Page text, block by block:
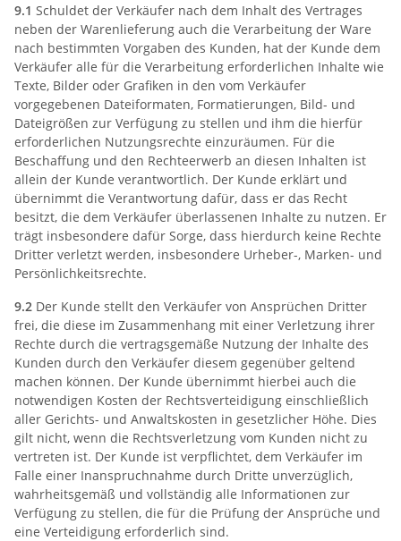
9.1 Schuldet der Verkäufer nach dem Inhalt des Vertrages
neben der Warenlieferung auch die Verarbeitung der Ware
nach bestimmten Vorgaben des Kunden, hat der Kunde dem
Verkäufer alle für die Verarbeitung erforderlichen Inhalte wie
Texte, Bilder oder Grafiken in den vom Verkäufer
vorgegebenen Dateiformaten, Formatierungen, Bild- und
Dateigrößen zur Verfügung zu stellen und ihm die hierfür
erforderlichen Nutzungsrechte einzuräumen. Für die
Beschaffung und den Rechteerwerb an diesen Inhalten ist
allein der Kunde verantwortlich. Der Kunde erklärt und
übernimmt die Verantwortung dafür, dass er das Recht
besitzt, die dem Verkäufer überlassenen Inhalte zu nutzen. Er
trägt insbesondere dafür Sorge, dass hierdurch keine Rechte
Dritter verletzt werden, insbesondere Urheber-, Marken- und
Persönlichkeitsrechte.
9.2 Der Kunde stellt den Verkäufer von Ansprüchen Dritter
frei, die diese im Zusammenhang mit einer Verletzung ihrer
Rechte durch die vertragsgemäße Nutzung der Inhalte des
Kunden durch den Verkäufer diesem gegenüber geltend
machen können. Der Kunde übernimmt hierbei auch die
notwendigen Kosten der Rechtsverteidigung einschließlich
aller Gerichts- und Anwaltskosten in gesetzlicher Höhe. Dies
gilt nicht, wenn die Rechtsverletzung vom Kunden nicht zu
vertreten ist. Der Kunde ist verpflichtet, dem Verkäufer im
Falle einer Inanspruchnahme durch Dritte unverzüglich,
wahrheitsgemäß und vollständig alle Informationen zur
Verfügung zu stellen, die für die Prüfung der Ansprüche und
eine Verteidigung erforderlich sind.